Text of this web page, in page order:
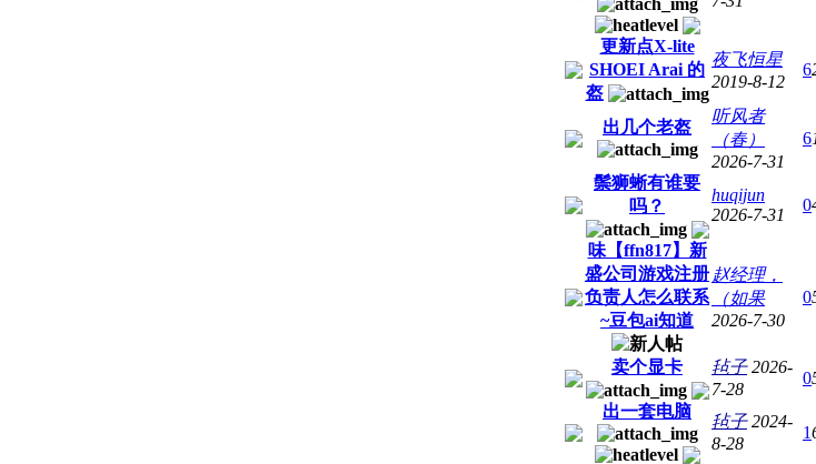
更新点X-lite
SHOEI Arai 的
盔
夜飞恒星
2019-8-12
6
出几个老盔
听风者
（春）
2026-7-31
6
鬃狮蜥有谁要
吗？
huqijun
2026-7-31
0
味【ffn817】新
盛公司游戏注册
负责人怎么联系
~豆包ai知道
赵经理，
（如果
2026-7-30
0
卖个显卡 毡子 2026-
7-28
0
出一套电脑
毡子 2024-
8-28
1